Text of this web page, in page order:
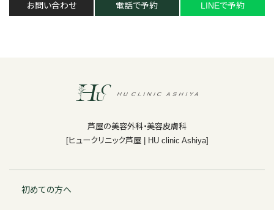
お問い合わせ 電話で予約 LINEで予約
芦屋の美容外科・美容皮膚科
[ヒュークリニック芦屋 | HU clinic Ashiya]
初めての方へ